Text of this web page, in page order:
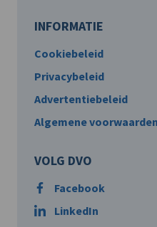
INFORMATIE
Cookiebeleid
Privacybeleid
Advertentiebeleid
Algemene voorwaarden
VOLG DVO
Facebook
LinkedIn